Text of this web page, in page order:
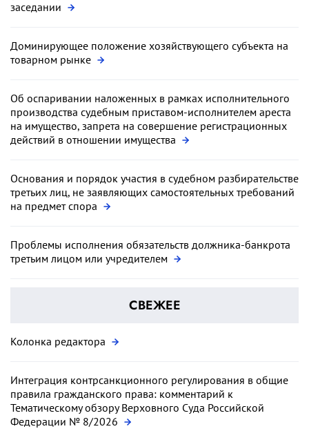
заседании
Доминирующее положение хозяйствующего субъекта на
товарном рынке
Об оспаривании наложенных в рамках исполнительного
производства судебным приставом-исполнителем ареста
на имущество, запрета на совершение регистрационных
действий в отношении имущества
Основания и порядок участия в судебном разбирательстве
третьих лиц, не заявляющих самостоятельных требований
на предмет спора
Проблемы исполнения обязательств должника-банкрота
третьим лицом или учредителем
СВЕЖЕЕ
Колонка редактора
Интеграция контрсанкционного регулирования в общие
правила гражданского права: комментарий к
Тематическому обзору Верховного Суда Российской
Федерации № 8/2026